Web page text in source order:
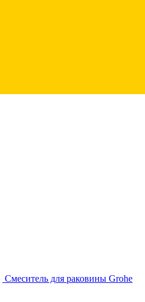
Смеситель для раковины Grohe